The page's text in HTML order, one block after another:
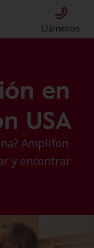
Llámenos
en
USA
Amplifon
y encontrar